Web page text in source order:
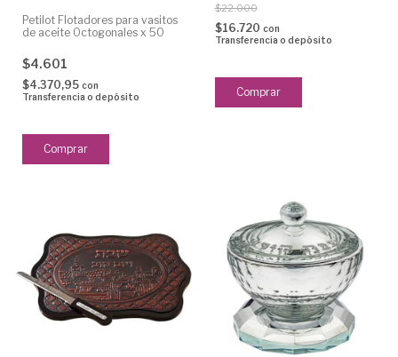
Petilot Flotadores para vasitos
de aceite Octogonales x 50
$4.601
$4.370,95 con
Transferencia o depósito
$22.000
$16.720 con
Transferencia o depósito